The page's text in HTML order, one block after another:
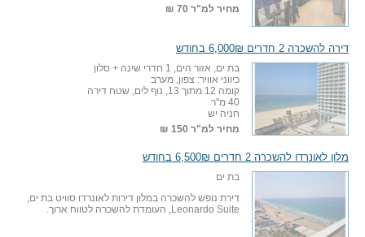
מחיר למ"ר 70 ₪
דירה להשכרה 2 חדרים 6,000₪ בחודש
בת ים, אזור הים, 1 חדרי שינה + סלון
כיווני אוויר: צפון, מערב
קומה 12 מתוך 13, נוף לים, שטח דירה
40 מ"ר
חניה יש
מחיר למ"ר 150 ₪
מלון לאונרדו להשכרה 2 חדרים 6,500₪ בחודש
בת ים
דירת נופש להשכרה במלון דירות לאונרדו סוויט בת ים,
Leonardo Suite, העומדת להשכרה לטווח ארוך.